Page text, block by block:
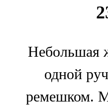
Небольшая
одной
ремешком.